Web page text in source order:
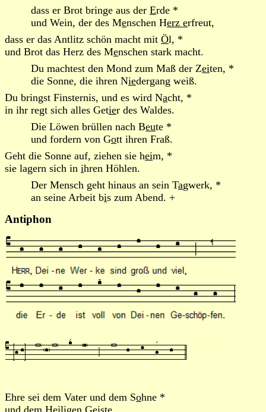
dass er Brot bringe aus der Erde *
und Wein, der des Menschen Herz erfreut,
dass er das Antlitz schön macht mit Öl, *
und Brot das Herz des Menschen stark macht.
Du machtest den Mond zum Maß der Zeiten, *
die Sonne, die ihren Niedergang weiß.
Du bringst Finsternis, und es wird Nacht, *
in ihr regt sich alles Getier des Waldes.
Die Löwen brüllen nach Beute *
und fordern von Gott ihren Fraß.
Geht die Sonne auf, ziehen sie heim, *
sie lagern sich in ihren Höhlen.
Der Mensch geht hinaus an sein Tagwerk, *
an seine Arbeit bis zum Abend. +
Antiphon
Ehre sei dem Vater und dem Sohne *
und dem Heiligen Geiste,